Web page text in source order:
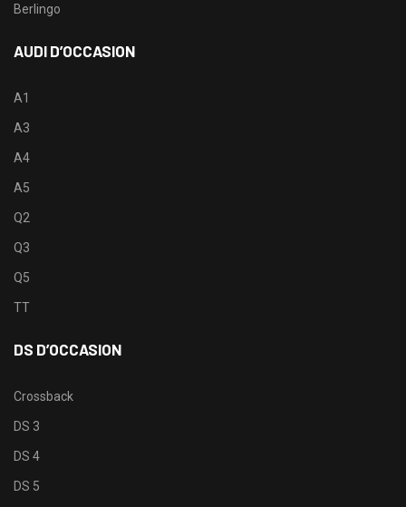
Berlingo
AUDI D’OCCASION
A1
A3
A4
A5
Q2
Q3
Q5
TT
DS D’OCCASION
Crossback
DS 3
DS 4
DS 5